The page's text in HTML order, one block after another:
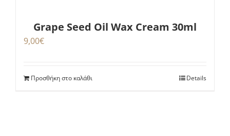
Grape Seed Oil Wax Cream 30ml
9,00€
Προσθήκη στο καλάθι Details